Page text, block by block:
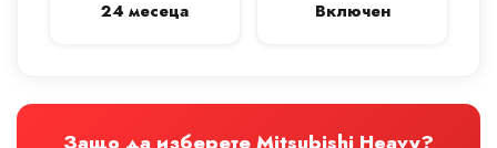
24 месеца Включен
Защо да изберете Mitsubishi Heavy?